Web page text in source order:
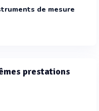
de mesure
prestations